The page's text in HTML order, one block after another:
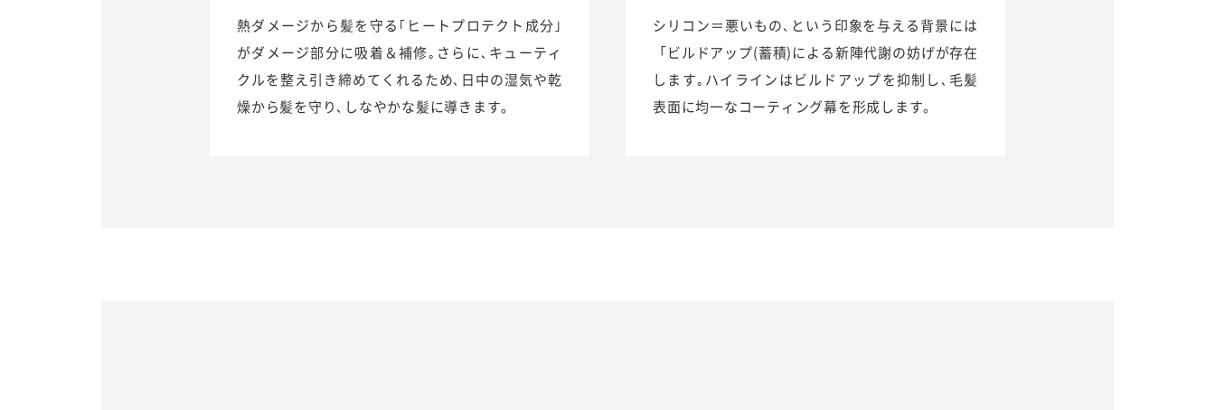
熱ダメージから髪を守る｢ヒートプロテクト成分｣
がダメージ部分に吸着＆補修｡さらに､キューティ
クルを整え引き締めてくれるため､日中の湿気や乾
燥から髪を守り､しなやかな髪に導きます。
シリコン＝悪いもの､という印象を与える背景には
「ビルドアップ(蓄積)による新陣代謝の妨げが存在
します｡ハイラインはビルドアップを抑制し､毛髪
表面に均一なコーティング幕を形成します。